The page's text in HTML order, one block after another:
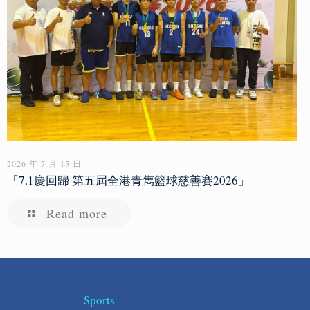
2026 年 7 月 15 日
「7.1慶回歸 第五屆全港青雋籃球慈善賽2026」
Read more
Sports